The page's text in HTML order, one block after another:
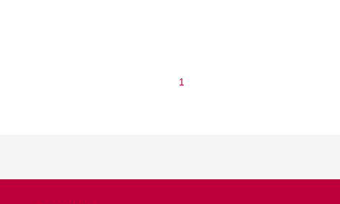
1